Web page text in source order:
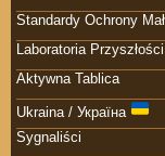
Standardy Ochrony
Laboratoria Przyszłości.
Aktywna Tablica
Ukraina / Україна
Sygnaliści